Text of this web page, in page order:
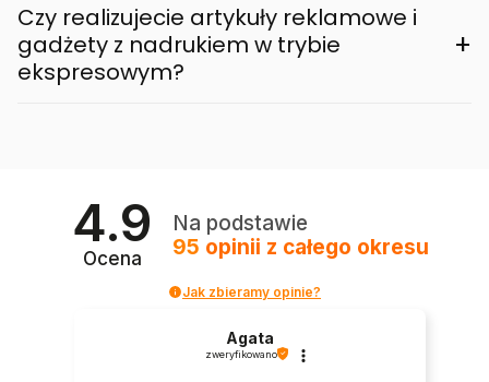
Czy realizujecie artykuły reklamowe i
gadżety z nadrukiem w trybie
ekspresowym?
+
4.9
Ocena
Na podstawie
95 opinii z całego okresu
Jak zbieramy opinie?
Agata
zweryfikowano